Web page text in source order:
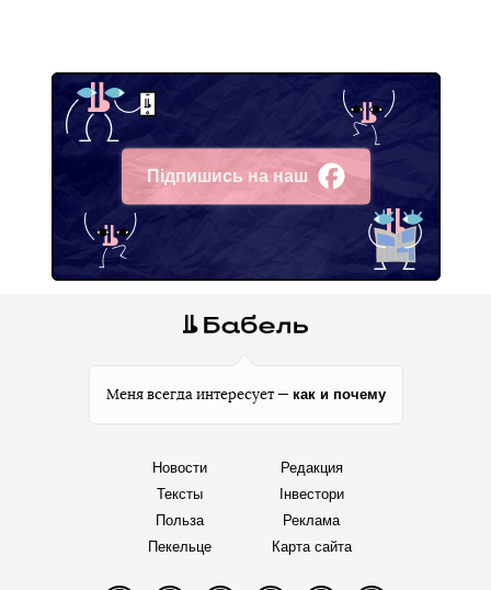
Підпишись на наш
Facebook
Меня всегда интересует — как и почему
Новости
Тексты
Польза
Пекельце
Редакция
Інвестори
Реклама
Карта сайта